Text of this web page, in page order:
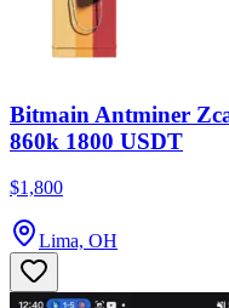
Bitmain Antminer
860k 1800 USDT
$1,800
Lima, OH